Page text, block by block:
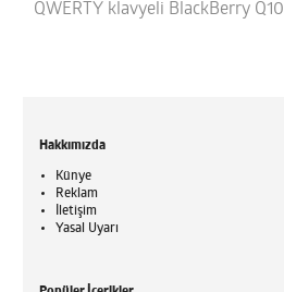
QWERTY klavyeli BlackBerry Q10
Hakkımızda
Künye
Reklam
İletişim
Yasal Uyarı